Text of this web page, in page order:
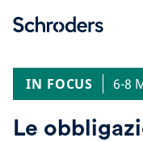
IN FOCUS
6-8
Le